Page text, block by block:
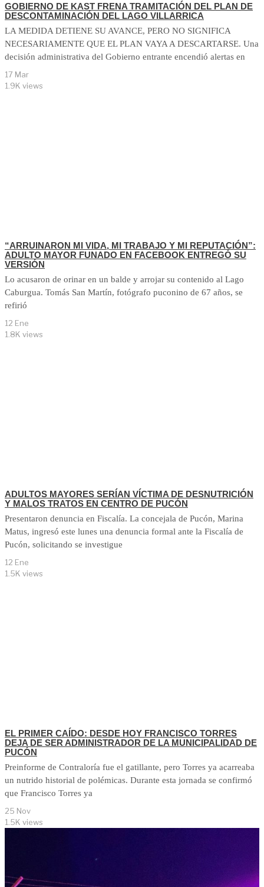
GOBIERNO DE KAST FRENA TRAMITACIÓN DEL PLAN DE
DESCONTAMINACIÓN DEL LAGO VILLARRICA
LA MEDIDA DETIENE SU AVANCE, PERO NO SIGNIFICA
NECESARIAMENTE QUE EL PLAN VAYA A DESCARTARSE. Una
decisión administrativa del Gobierno entrante encendió alertas en
17 Mar
1.9K views
“ARRUINARON MI VIDA, MI TRABAJO Y MI REPUTACIÓN”:
ADULTO MAYOR FUNADO EN FACEBOOK ENTREGÓ SU
VERSIÓN
Lo acusaron de orinar en un balde y arrojar su contenido al Lago
Caburgua. Tomás San Martín, fotógrafo puconino de 67 años, se
refirió
12 Ene
1.8K views
ADULTOS MAYORES SERÍAN VÍCTIMA DE DESNUTRICIÓN
Y MALOS TRATOS EN CENTRO DE PUCÓN
Presentaron denuncia en Fiscalía. La concejala de Pucón, Marina
Matus, ingresó este lunes una denuncia formal ante la Fiscalía de
Pucón, solicitando se investigue
12 Ene
1.5K views
EL PRIMER CAÍDO: DESDE HOY FRANCISCO TORRES
DEJA DE SER ADMINISTRADOR DE LA MUNICIPALIDAD DE
PUCÓN
Preinforme de Contraloría fue el gatillante, pero Torres ya acarreaba
un nutrido historial de polémicas. Durante esta jornada se confirmó
que Francisco Torres ya
25 Nov
1.5K views